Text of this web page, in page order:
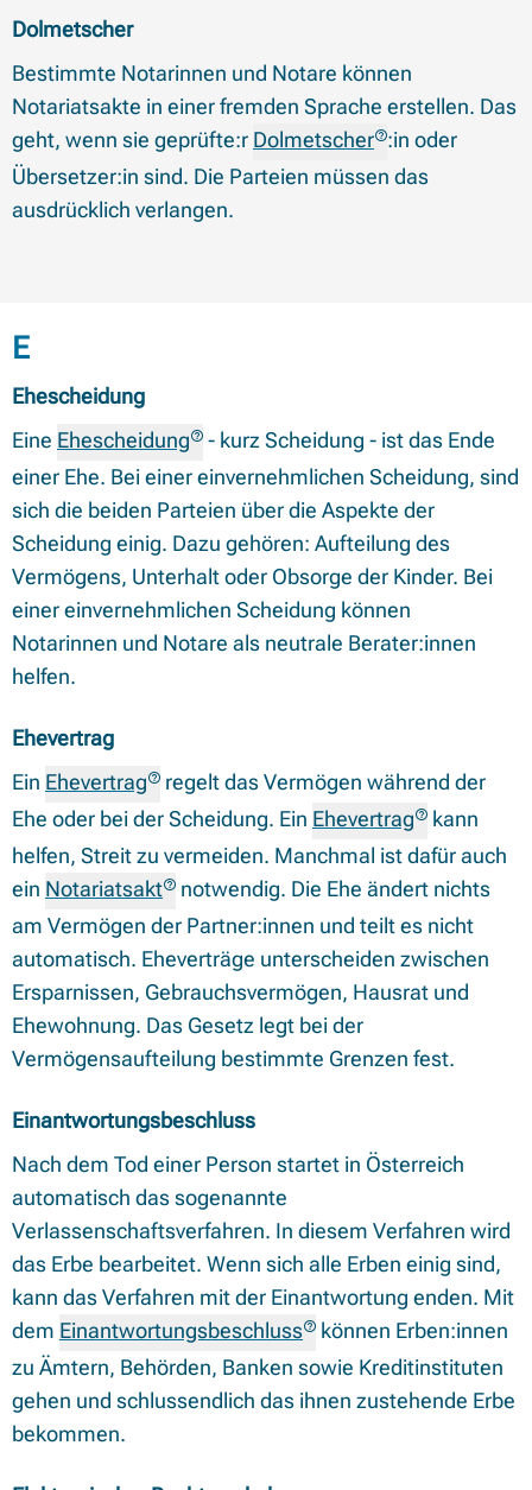
Dolmetscher
Bestimmte Notarinnen und Notare können
Notariatsakte in einer fremden Sprache erstellen. Das
geht, wenn sie geprüfte:r Dolmetscher :in oder
Übersetzer:in sind. Die Parteien müssen das
ausdrücklich verlangen.
Begriffe mit Anfangsbuchstabe
E
Ehescheidung
Eine Ehescheidung
- kurz Scheidung - ist das Ende
einer Ehe. Bei einer einvernehmlichen Scheidung, sind
sich die beiden Parteien über die Aspekte der
Scheidung einig. Dazu gehören: Aufteilung des
Vermögens, Unterhalt oder Obsorge der Kinder. Bei
einer einvernehmlichen Scheidung können
Notarinnen und Notare als neutrale Berater:innen
helfen.
Ehevertrag
Ein Ehevertrag
regelt das Vermögen während der
Ehe oder bei der Scheidung. Ein Ehevertrag
kann
helfen, Streit zu vermeiden. Manchmal ist dafür auch
ein Notariatsakt
notwendig. Die Ehe ändert nichts
am Vermögen der Partner:innen und teilt es nicht
automatisch. Eheverträge unterscheiden zwischen
Ersparnissen, Gebrauchsvermögen, Hausrat und
Ehewohnung. Das Gesetz legt bei der
Vermögensaufteilung bestimmte Grenzen fest.
Einantwortungsbeschluss
Nach dem Tod einer Person startet in Österreich
automatisch das sogenannte
Verlassenschaftsverfahren. In diesem Verfahren wird
das Erbe bearbeitet. Wenn sich alle Erben einig sind,
kann das Verfahren mit der Einantwortung enden. Mit
dem Einantwortungsbeschluss
können Erben:innen
zu Ämtern, Behörden, Banken sowie Kreditinstituten
gehen und schlussendlich das ihnen zustehende Erbe
bekommen.